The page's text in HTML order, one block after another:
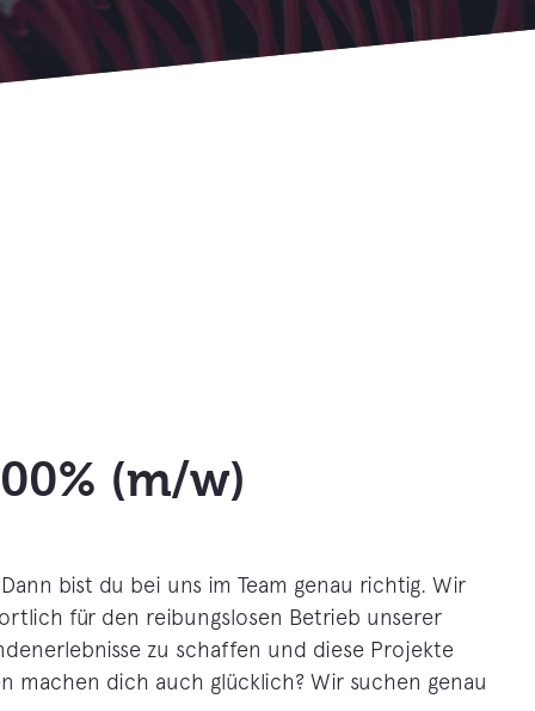
(m/w)
bist du bei uns im Team genau richtig. Wir
für den reibungslosen Betrieb unserer
zu schaffen und diese Projekte
machen dich auch glücklich? Wir suchen genau